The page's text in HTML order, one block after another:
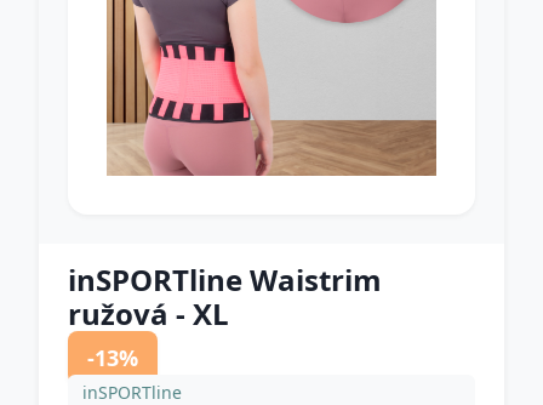
inSPORTline Waistrim
ružová - XL
-13%
inSPORTline